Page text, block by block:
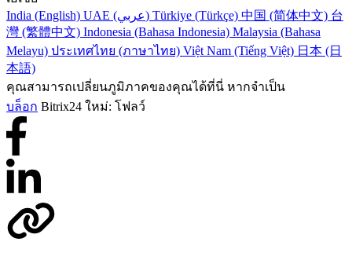
India (English)
UAE (عربي) Türkiye (Türkçe) 中国 (简体中文) 台
灣 (繁體中文) Indonesia (Bahasa Indonesia) Malaysia (Bahasa
Melayu) ประเทศไทย (ภาษาไทย) Việt Nam (Tiếng Việt) 日本 (日
本語)
คุณสามารถเปลี่ยนภูมิภาคของคุณได้ที่นี่ หากจำเป็น
บล็อก Bitrix24 ใหม่: โฟลว์